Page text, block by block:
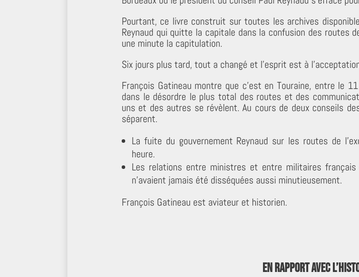
Pourtant, ce livre construit sur toutes les archives
Reynaud qui quitte la capitale dans la confusion des routes
une minute la capitulation.
Six jours plus tard, tout a changé et l’esprit est à
François Gatineau montre que c’est en Touraine, entre le
dans le désordre le plus total des routes et des
uns et des autres se révèlent. Au cours de deux conseils
séparent.
La fuite du gouvernement Reynaud sur les routes de
heure.
Les relations entre ministres et entre militaires
n’avaient jamais été disséquées aussi minutieusement.
François Gatineau est aviateur et historien.
En rapport avec